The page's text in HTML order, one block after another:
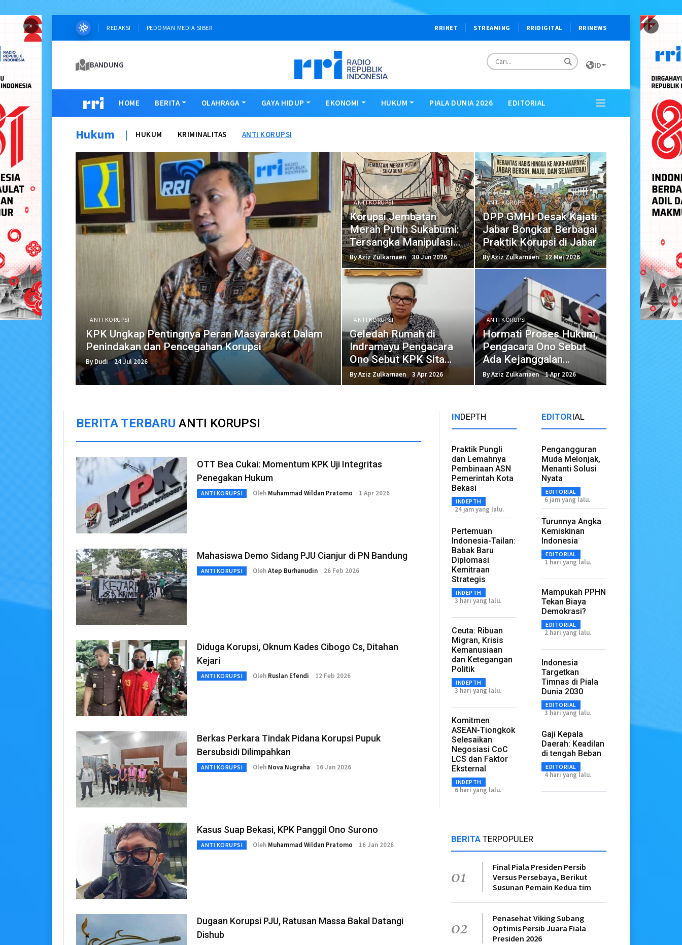
× ×
REDAKSI PEDOMAN MEDIA SIBER RRINET STREAMING RRIDIGITAL RRINEWS
BANDUNG ID
HOME BERITA OLAHRAGA GAYA HIDUP EKONOMI HUKUM PIALA DUNIA 2026 EDITORIAL
Hukum | HUKUM KRIMINALITAS ANTI KORUPSI
ANTI KORUPSI
KPK Ungkap Pentingnya Peran Masyarakat Dalam
Penindakan dan Pencegahan Korupsi
By Dudi 24 Jul 2026
ANTI KORUPSI
Korupsi Jembatan
Merah Putih Sukabumi:
Tersangka Manipulasi
Data Laporan
By Aziz Zulkarnaen 30 Jun 2026
ANTI KORUPSI
DPP GMHI Desak Kajati
Jabar Bongkar Berbagai
Praktik Korupsi di Jabar
By Aziz Zulkarnaen 12 Mei 2026
ANTI KORUPSI
Geledah Rumah di
Indramayu Pengacara
Ono Sebut KPK Sita
Buku Tahun 2010 dan
HP Rusak
By Aziz Zulkarnaen 3 Apr 2026
ANTI KORUPSI
Hormati Proses Hukum,
Pengacara Ono Sebut
Ada Kejanggalan
Penggeledahan oleh
KPK
By Aziz Zulkarnaen 1 Apr 2026
BERITA TERBARU ANTI KORUPSI
OTT Bea Cukai: Momentum KPK Uji Integritas
Penegakan Hukum
ANTI KORUPSI Oleh Muhammad Wildan Pratomo 1 Apr 2026
Mahasiswa Demo Sidang PJU Cianjur di PN Bandung
ANTI KORUPSI OlehAtep Burhanudin 26 Feb 2026
Diduga Korupsi, Oknum Kades Cibogo Cs, Ditahan
Kejari
ANTI KORUPSI Oleh Ruslan Efendi 12 Feb 2026
Berkas Perkara Tindak Pidana Korupsi Pupuk
Bersubsidi Dilimpahkan
ANTI KORUPSI Oleh Nova Nugraha 16 Jan 2026
Kasus Suap Bekasi, KPK Panggil Ono Surono
ANTI KORUPSI Oleh Muhammad Wildan Pratomo 16 Jan 2026
Dugaan Korupsi PJU, Ratusan Massa Bakal Datangi
Dishub
INDEPTH
Praktik Pungli
dan Lemahnya
Pembinaan ASN
Pemerintah Kota
Bekasi
INDEPTH
24 jam yang lalu.
Pertemuan
Indonesia-Tailan:
Babak Baru
Diplomasi
Kemitraan
Strategis
INDEPTH
3 hari yang lalu.
Ceuta: Ribuan
Migran, Krisis
Kemanusiaan
dan Ketegangan
Politik
INDEPTH
3 hari yang lalu.
Komitmen
ASEAN-Tiongkok
Selesaikan
Negosiasi CoC
LCS dan Faktor
Eksternal
INDEPTH
6 hari yang lalu.
EDITORIAL
Pengangguran
Muda Melonjak,
Menanti Solusi
Nyata
EDITORIAL
6 jam yang lalu.
Turunnya Angka
Kemiskinan
Indonesia
EDITORIAL
1 hari yang lalu.
Mampukah PPHN
Tekan Biaya
Demokrasi?
EDITORIAL
2 hari yang lalu.
Indonesia
Targetkan
Timnas di Piala
Dunia 2030
EDITORIAL
3 hari yang lalu.
Gaji Kepala
Daerah: Keadilan
di tengah Beban
EDITORIAL
4 hari yang lalu.
BERITATERPOPULER
01
Final Piala Presiden Persib
Versus Persebaya, Berikut
Susunan Pemain Kedua tim
02
Penasehat Viking Subang
Optimis Persib Juara Fiala
Presiden 2026